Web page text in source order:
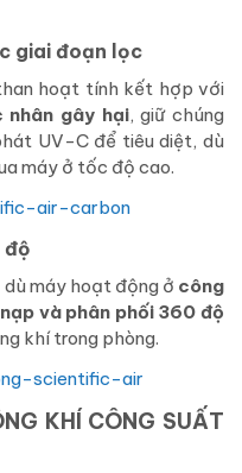
giai đoạn lọc
hoạt tính kết hợp với
nhân gây hại, giữ chúng
UV-C để tiêu diệt, dù
máy ở tốc độ cao.
độ
máy hoạt động ở công
và phân phối 360 độ
khí trong phòng.
KHÍ CÔNG SUẤT